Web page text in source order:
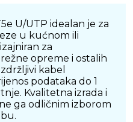
U/UTP idealan je za
u kućnom ili
za
opreme i ostalih
kabel
podataka do 1
Kvalitetna izrada i
ga odličnim izborom